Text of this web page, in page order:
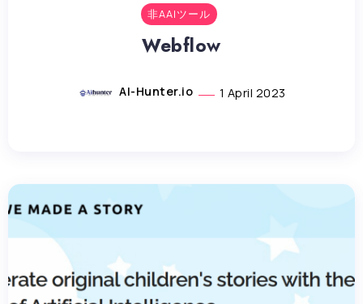
非AAIツール
Webflow
AI-Hunter.io 1 April 2023